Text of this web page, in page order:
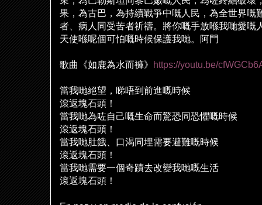
果，為古巴，為持續戰爭中嘅人民，為全世界嘅
者、病人同受苦者祈禱。將你嘅手放喺我哋愛嘅
天使喺呢個可怕嘅時候保護我哋。阿門
歌曲《如鹿為水而褲》 https://youtu.be/
當我哋絕望，睇唔到前進嘅時候
滾返塊石頭！
當我哋為咗自己嘅生命而驚恐同恐懼嘅時候
滾返塊石頭！
當我哋肚餓、口渴同埋需要避難嘅時候
滾返塊石頭！
當我哋需要一個奇蹟去改變我哋嘅生活
滾返塊石頭！